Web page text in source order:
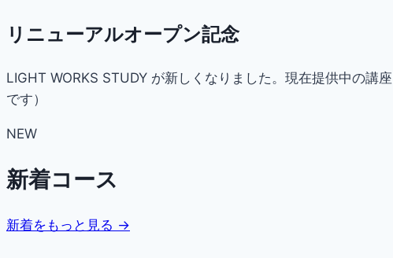
リニューアルオープン記念
LIGHT WORKS STUDY が新しくなりました。現在提供中の講
です）
NEW
新着コース
新着をもっと見る →